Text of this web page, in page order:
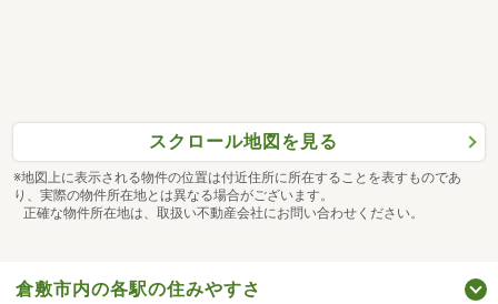
スクロール地図を見る
※地図上に表示される物件の位置は付近住所に所在することを表すものであ
り、実際の物件所在地とは異なる場合がございます。
正確な物件所在地は、取扱い不動産会社にお問い合わせください。
倉敷市内の各駅の住みやすさ